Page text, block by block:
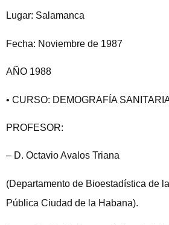
Lugar: Salamanca
Fecha: Noviembre de 1987
AÑO 1988
• CURSO: DEMOGRAFÍA
PROFESOR:
– D. Octavio Avalos Triana
(Departamento de Bioestadística de
Pública Ciudad de la Habana).